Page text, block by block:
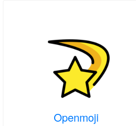
Openmoji